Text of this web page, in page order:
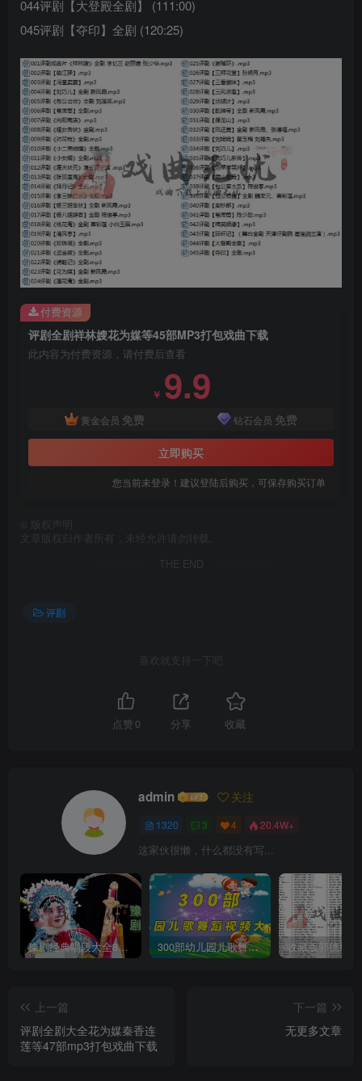
044评剧【大登殿全剧】 (111:00)
045评剧【夺印】全剧 (120:25)
评剧全剧祥林嫂花为媒等45部MP3打包戏曲下载
此内容为付费资源，请付费后查看
￥ 9.9
黄金会员 免费 钻石会员 免费
立即购买
您当前未登录！建议登陆后购买，可保存购买订单
付费资源
版权声明
文章版权归作者所有，未经允许请勿转载。
THE END
评剧
喜欢就支持一下吧
点赞 0 分享 收藏
admin 关注
1320 3 4 20.4W+
这家伙很懒，什么都没有写...
豫剧经典唱段大全850首mp3打包戏曲下载 300部幼儿园儿歌舞蹈视频大合集
上一篇
评剧全剧大全花为媒秦香连
莲等47部mp3打包戏曲下载
下一篇
无更多文章